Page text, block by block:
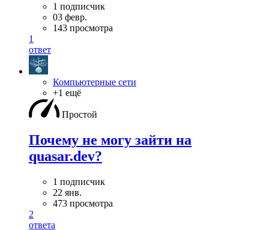
1 подписчик
03 февр.
143 просмотра
1
ответ
Компьютерные сети
+1 ещё
Простой
Почему не могу зайти на
quasar.dev?
1 подписчик
22 янв.
473 просмотра
2
ответа